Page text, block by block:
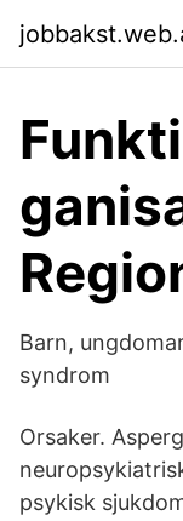
Barn,
syndrom
Orsaker.
psykisk